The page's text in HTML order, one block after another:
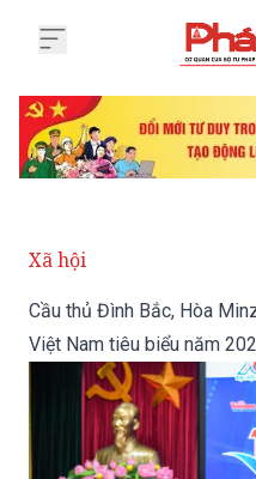
Xã hội
Cầu thủ Đình Bắc, Hòa
Việt Nam tiêu biểu năm